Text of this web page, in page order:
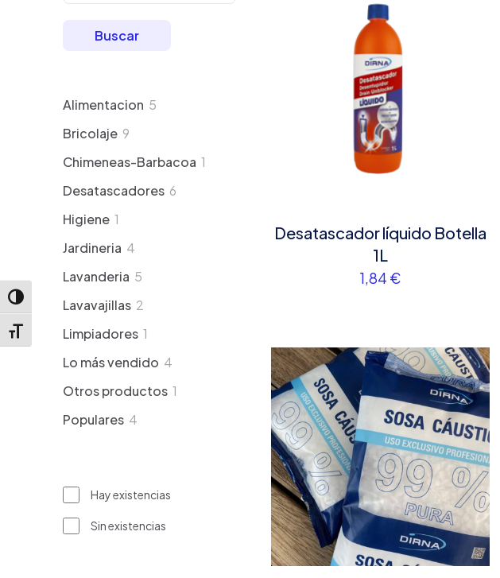
Alternar alto contraste
Alternar tamaño de letra
Buscar
Alimentacion 5
Bricolaje 9
Chimeneas-Barbacoa 1
Desatascadores 6
Higiene 1
Jardineria 4
Lavanderia 5
Lavavajillas 2
Limpiadores 1
Lo más vendido 4
Otros productos 1
Populares 4
Hay existencias
Sin existencias
Desatascador líquido Botella
1L
1,84 €